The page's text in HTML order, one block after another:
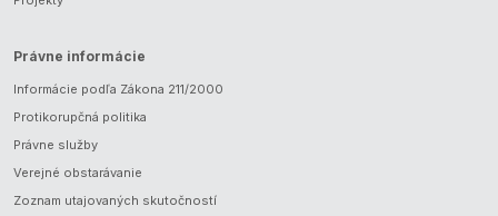
Právne informácie
Informácie podľa Zákona 211/2000
Protikorupčná politika
Právne služby
Verejné obstarávanie
Zoznam utajovaných skutočností